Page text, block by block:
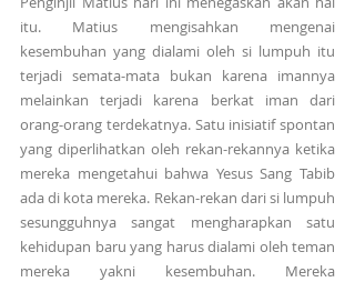
itu. Matius mengisahkan mengenai
kesembuhan yang dialami oleh si lumpuh itu
terjadi semata-mata bukan karena imannya
melainkan terjadi karena berkat iman dari
orang-orang terdekatnya. Satu inisiatif spontan
yang diperlihatkan oleh rekan-rekannya ketika
mereka mengetahui bahwa Yesus Sang Tabib
ada di kota mereka. Rekan-rekan dari si lumpuh
sesungguhnya sangat mengharapkan satu
kehidupan baru yang harus dialami oleh teman
mereka yakni kesembuhan. Mereka